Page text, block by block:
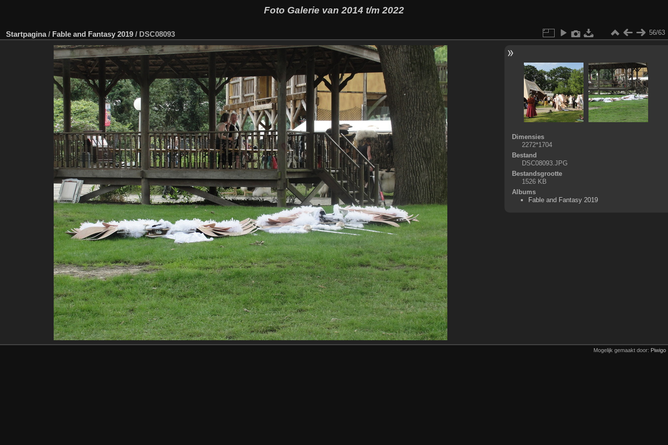
Foto Galerie van 2014 t/m 2022
Startpagina/ Fable and Fantasy 2019 / DSC08093 56/63
Dimensies
2272*1704
Bestand
DSC08093.JPG
Bestandsgrootte
1526 KB
Albums
Fable and Fantasy 2019
Mogelijk gemaakt door: Piwigo